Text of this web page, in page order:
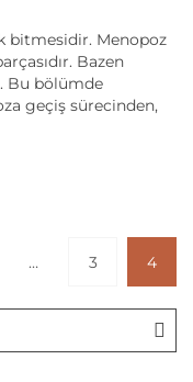
bitmesidir. Menopoz
Bazen
Bu bölümde
geçiş sürecinden,
… 3 4